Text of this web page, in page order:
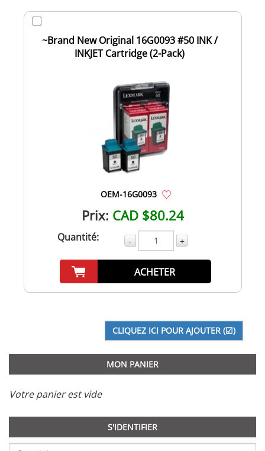
~Brand New Original 16G0093 #50 INK /
INKJET Cartridge (2-Pack)
OEM-16G0093
Prix: CAD $80.24
Quantité: - +
ACHETER
MON PANIER
Votre panier est vide
S'IDENTIFIER